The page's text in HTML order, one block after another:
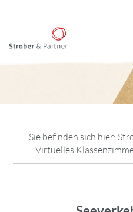
Sie befinden sich hier:
Virtuelles